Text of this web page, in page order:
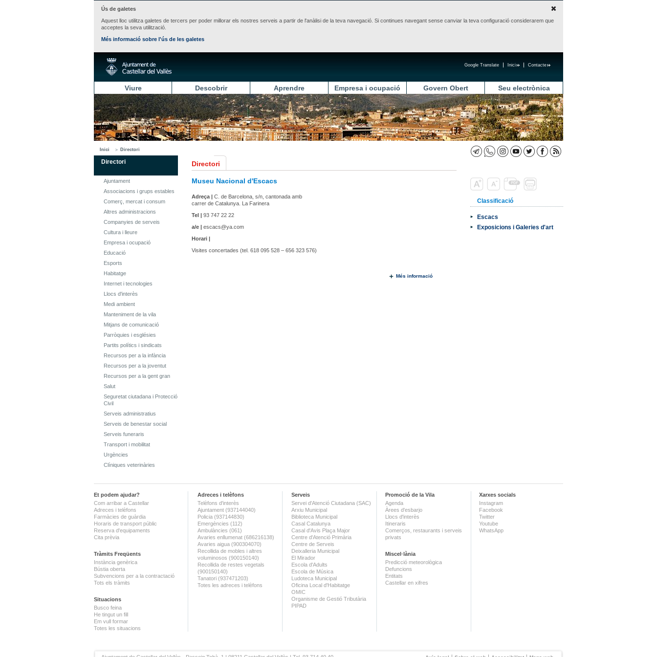
Ús de galetes
Aquest lloc utilitza galetes de tercers per poder millorar els nostres serveis a partir de l'anàlisi de la teva navegació. Si continues navegant sense canviar la teva configuració considerarem que
acceptes la seva utilització.
Més informació sobre l'ús de les galetes
Contacte
Inici
Google Translate
Viure Descobrir Aprendre Empresa i ocupació Govern Obert Seu electrònica
Inici Directori
Directori
Ajuntament
Associacions i grups estables
Comerç, mercat i consum
Altres administracions
Companyies de serveis
Cultura i lleure
Empresa i ocupació
Educació
Esports
Habitatge
Internet i tecnologies
Llocs d'interès
Medi ambient
Manteniment de la vila
Mitjans de comunicació
Parròquies i esglésies
Partits polítics i sindicats
Recursos per a la infància
Recursos per a la joventut
Recursos per a la gent gran
Salut
Seguretat ciutadana i Protecció
Civil
Serveis administratius
Serveis de benestar social
Serveis funeraris
Transport i mobilitat
Urgències
Clíniques veterinàries
Directori
Museu Nacional d'Escacs
Adreça | C. de Barcelona, s/n, cantonada amb
carrer de Catalunya. La Farinera
Tel | 93 747 22 22
a/e | escacs@ya.com
Horari |
Visites concertades (tel. 618 095 528 – 656 323 576)
Més informació
Classificació
Escacs
Exposicions i Galeries d'art
Et podem ajudar?
Com arribar a Castellar
Adreces i telèfons
Farmàcies de guàrdia
Horaris de transport públic
Reserva d'equipaments
Cita prèvia
Tràmits Freqüents
Instància genèrica
Bústia oberta
Subvencions per a la contractació
Tots els tràmits
Situacions
Busco feina
He tingut un fill
Em vull formar
Totes les situacions
Adreces i telèfons
Telèfons d'interès
Ajuntament (937144040)
Policia (937144830)
Emergències (112)
Ambulàncies (061)
Avaries enllumenat (686216138)
Avaries aigua (900304070)
Recollida de mobles i altres
voluminosos (900150140)
Recollida de restes vegetals
(900150140)
Tanatori (937471203)
Totes les adreces i telèfons
Serveis
Servei d'Atenció Ciutadana (SAC)
Arxiu Municipal
Biblioteca Municipal
Casal Catalunya
Casal d'Avis Plaça Major
Centre d'Atenció Primària
Centre de Serveis
Deixalleria Municipal
El Mirador
Escola d'Adults
Escola de Música
Ludoteca Municipal
Oficina Local d'Habitatge
OMIC
Organisme de Gestió Tributària
PIPAD
Promoció de la Vila
Agenda
Àrees d'esbarjo
Llocs d'interès
Itineraris
Comerços, restaurants i serveis
privats
Miscel·lània
Predicció meteorològica
Defuncions
Entitats
Castellar en xifres
Xarxes socials
Instagram
Facebook
Twitter
Youtube
WhatsApp